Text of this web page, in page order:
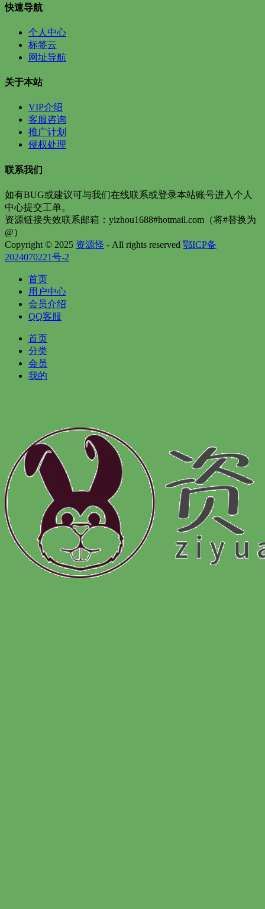
快速导航
个人中心
标签云
网址导航
关于本站
VIP介绍
客服咨询
推广计划
侵权处理
联系我们
如有BUG或建议可与我们在线联系或登录本站账号进入个人
中心提交工单。
资源链接失效联系邮箱：yizhou1688#hotmail.com（将#替换为
@）
Copyright © 2025 资源怪 - All rights reserved 鄂ICP备
2024070221号-2
首页
用户中心
会员介绍
QQ客服
首页
分类
会员
我的